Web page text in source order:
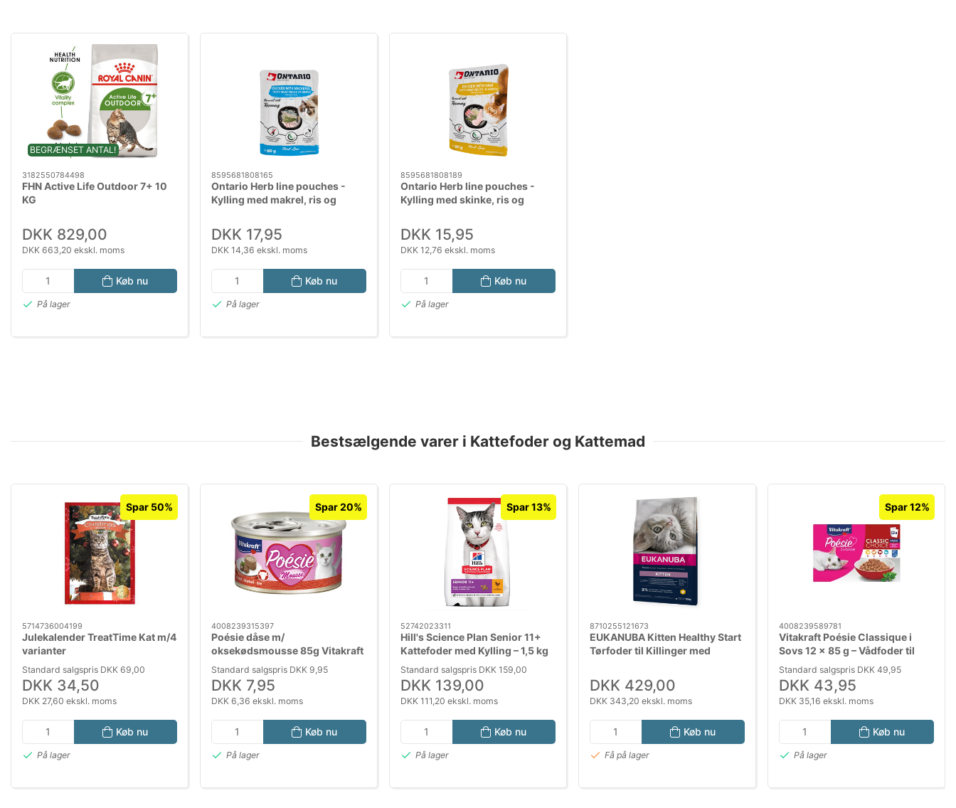
BEGRÆNSET ANTAL!
3182550784498
FHN Active Life Outdoor 7+ 10
KG
DKK 829,00
DKK 663,20 ekskl. moms
Køb nu
På lager
8595681808165
Ontario Herb line pouches -
Kylling med makrel, ris og
DKK 17,95
DKK 14,36 ekskl. moms
Køb nu
På lager
8595681808189
Ontario Herb line pouches -
Kylling med skinke, ris og
DKK 15,95
DKK 12,76 ekskl. moms
Køb nu
På lager
Bestsælgende varer i Kattefoder og Kattemad
Spar 50%
5714736004199
Julekalender TreatTime Kat m/4
varianter
Standard salgspris DKK 69,00
DKK 34,50
DKK 27,60 ekskl. moms
Køb nu
På lager
Spar 20%
4008239315397
Poésie dåse m/
oksekødsmousse 85g Vitakraft
Standard salgspris DKK 9,95
DKK 7,95
DKK 6,36 ekskl. moms
Køb nu
På lager
Spar 13%
52742023311
Hill's Science Plan Senior 11+
Kattefoder med Kylling – 1,5 kg
Standard salgspris DKK 159,00
DKK 139,00
DKK 111,20 ekskl. moms
Køb nu
På lager
8710255121673
EUKANUBA Kitten Healthy Start
Tørfoder til Killinger med
Protein
DKK 429,00
DKK 343,20 ekskl. moms
Køb nu
Få på lager
Spar 12%
4008239589781
Vitakraft Poésie Classique i
Sovs 12 x 85 g – Vådfoder til
Katte uden Sukker &
Konserveringsmidler
Standard salgspris DKK 49,95
DKK 43,95
DKK 35,16 ekskl. moms
Køb nu
På lager